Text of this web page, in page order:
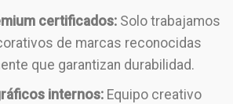
certificados: Solo trabajamos
de marcas reconocidas
que garantizan durabilidad.
internos: Equipo creativo